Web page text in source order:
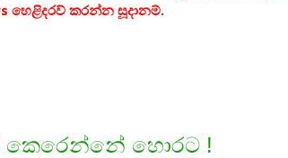
හෙළිදරව් කරන්න සූදානම්.
කෙරෙන්නේ හොරට !